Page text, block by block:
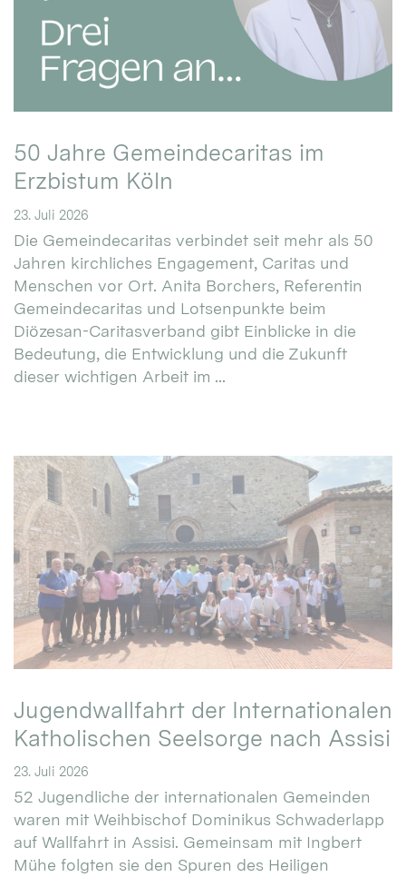
50 Jahre Gemeindecaritas im
Erzbistum Köln
23. Juli 2026
Die Gemeindecaritas verbindet seit mehr als 50
Jahren kirchliches Engagement, Caritas und
Menschen vor Ort. Anita Borchers, Referentin
Gemeindecaritas und Lotsenpunkte beim
Diözesan-Caritasverband gibt Einblicke in die
Bedeutung, die Entwicklung und die Zukunft
dieser wichtigen Arbeit im ...
Jugendwallfahrt der Internationalen
Katholischen Seelsorge nach Assisi
23. Juli 2026
52 Jugendliche der internationalen Gemeinden
waren mit Weihbischof Dominikus Schwaderlapp
auf Wallfahrt in Assisi. Gemeinsam mit Ingbert
Mühe folgten sie den Spuren des Heiligen